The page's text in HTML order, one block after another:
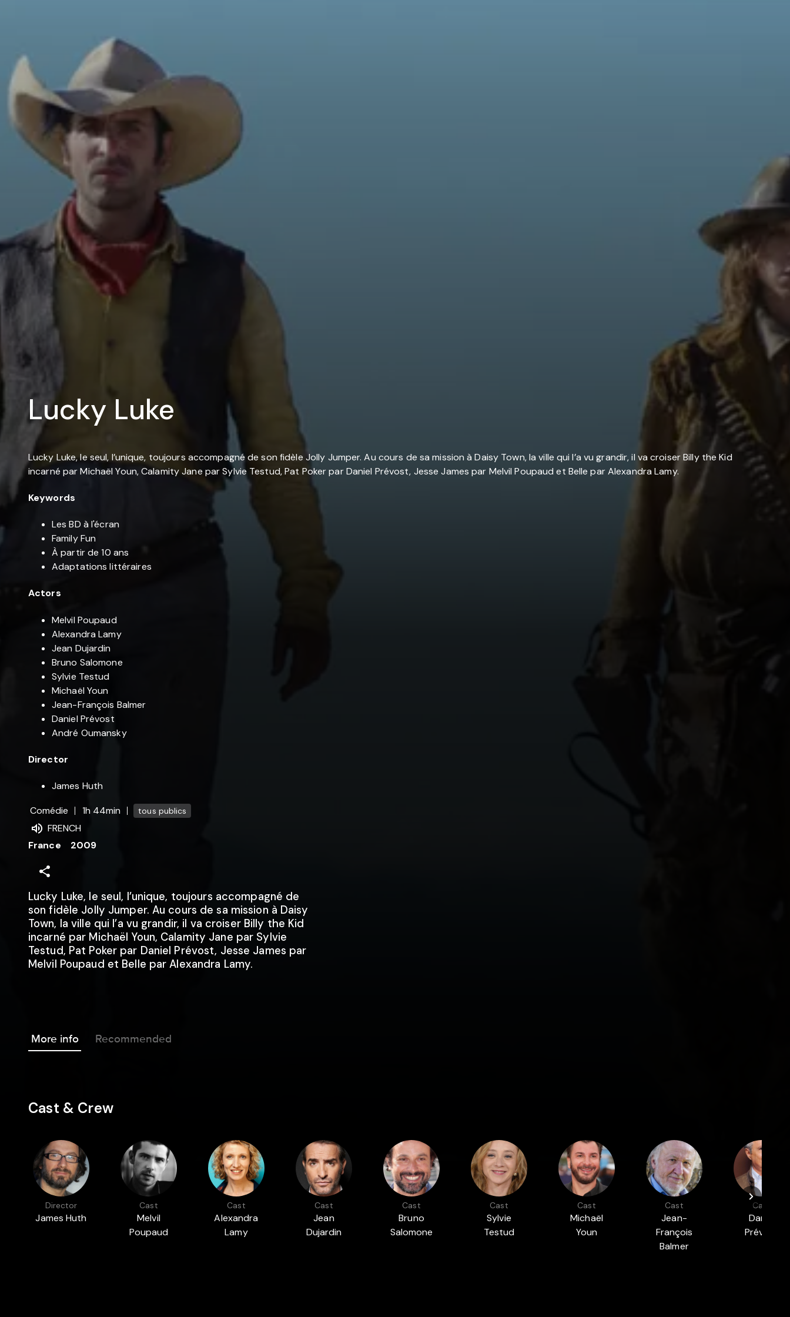
Lucky Luke
Lucky Luke, le seul, l’unique, toujours accompagné de son fidèle Jolly Jumper. Au cours de sa mission à Daisy Town, la ville qui l’a vu grandir, il va croiser Billy the Kid
incarné par Michaël Youn, Calamity Jane par Sylvie Testud, Pat Poker par Daniel Prévost, Jesse James par Melvil Poupaud et Belle par Alexandra Lamy.
Keywords
Les BD à l'écran
Family Fun
À partir de 10 ans
Adaptations littéraires
Actors
Melvil Poupaud
Alexandra Lamy
Jean Dujardin
Bruno Salomone
Sylvie Testud
Michaël Youn
Jean-François Balmer
Daniel Prévost
André Oumansky
Director
James Huth
Comédie
1h 44min tous publics
FRENCH
France
2009
Lucky Luke, le seul, l’unique, toujours accompagné de
son fidèle Jolly Jumper. Au cours de sa mission à Daisy
Town, la ville qui l’a vu grandir, il va croiser Billy the Kid
incarné par Michaël Youn, Calamity Jane par Sylvie
Testud, Pat Poker par Daniel Prévost, Jesse James par
Melvil Poupaud et Belle par Alexandra Lamy.
More info Recommended
Cast & Crew
Director
James Huth
Cast
Melvil
Poupaud
Cast
Alexandra
Lamy
Cast
Jean
Dujardin
Cast
Bruno
Salomone
Cast
Sylvie
Testud
Cast
Michaël
Youn
Cast
Jean-
François
Balmer
Cast
Daniel
Prévost